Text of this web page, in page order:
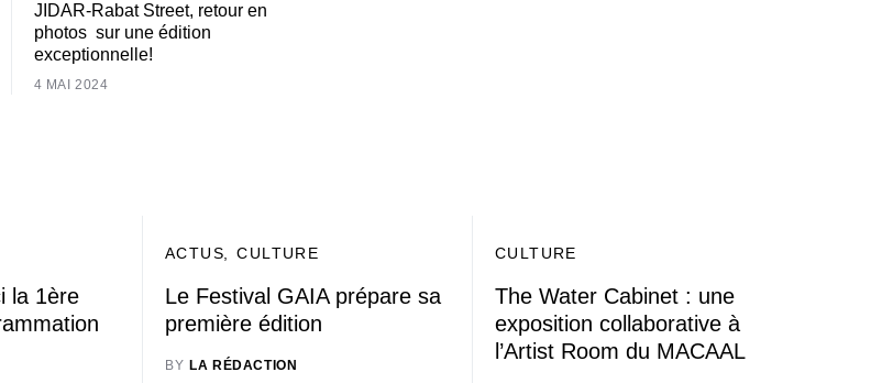
JIDAR-Rabat Street, retour en
photos sur une édition
exceptionnelle!
4 MAI 2024
la 1ère
ACTUS CULTURE
Le Festival GAIA prépare sa
première édition
BY LA RÉDACTION
CULTURE
The Water Cabinet : une
exposition collaborative à
l’Artist Room du MACAAL